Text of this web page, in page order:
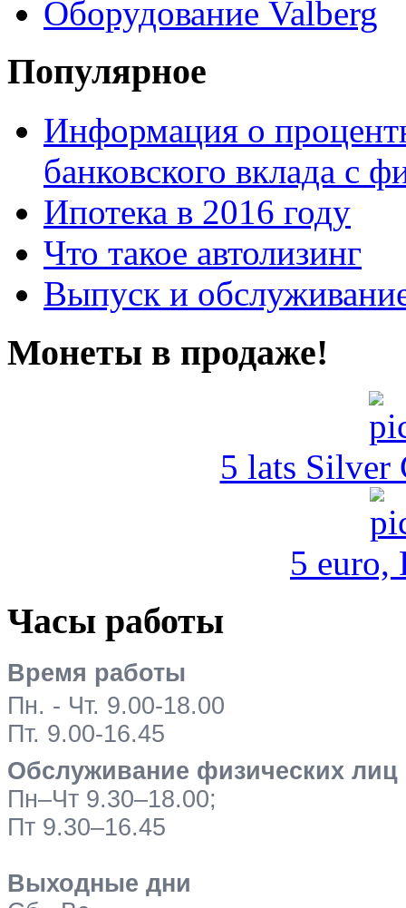
Оборудование Valberg
Популярное
Информация о
банковского вклада с
Ипотека в 2016 году
Что такое автолизинг
Выпуск и
Монеты в продаже!
5 lats Silver
5 euro,
Часы работы
Время работы
Пн. - Чт. 9.00-18.00
Пт. 9.00-16.45
Обслуживание физических лиц
Пн–Чт 9.30–18.00;
Пт 9.30–16.45
Выходные дни